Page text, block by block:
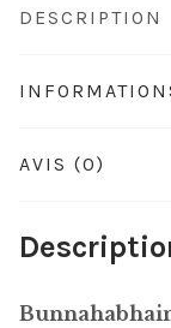
DESCRIPTION
AVIS (0)